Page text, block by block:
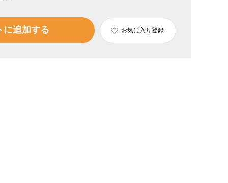
に追加する お気に入り登録